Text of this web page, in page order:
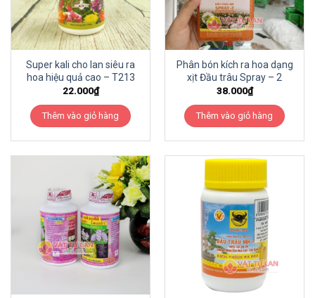
Super kali cho lan siêu ra
hoa hiệu quả cao – T213
22.000₫
Thêm vào giỏ hàng
Phân bón kích ra hoa dạng
xịt Đầu trâu Spray – 2
38.000₫
Thêm vào giỏ hàng